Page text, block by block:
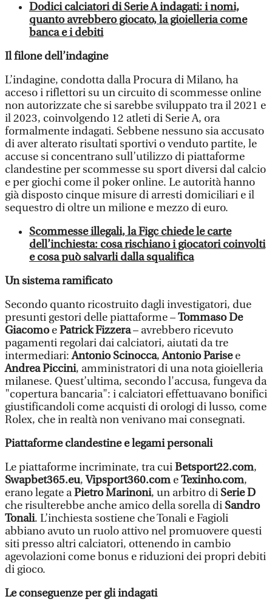
Dodici calciatori di Serie A indagati: i nomi,
quanto avrebbero giocato, la gioielleria come
banca e i debiti
Il filone dell’indagine
L’indagine, condotta dalla Procura di Milano, ha
acceso i riflettori su un circuito di scommesse online
non autorizzate che si sarebbe sviluppato tra il 2021 e
il 2023, coinvolgendo 12 atleti di Serie A, ora
formalmente indagati. Sebbene nessuno sia accusato
di aver alterato risultati sportivi o venduto partite, le
accuse si concentrano sull’utilizzo di piattaforme
clandestine per scommesse su sport diversi dal calcio
e per giochi come il poker online. Le autorità hanno
già disposto cinque misure di arresti domiciliari e il
sequestro di oltre un milione e mezzo di euro.
Scommesse illegali, la Figc chiede le carte
dell’inchiesta: cosa rischiano i giocatori coinvolti
e cosa può salvarli dalla squalifica
Un sistema ramificato
Secondo quanto ricostruito dagli investigatori, due
presunti gestori delle piattaforme –Tommaso De
GiacomoePatrick Fizzera– avrebbero ricevuto
pagamenti regolari dai calciatori, aiutati da tre
intermediari:Antonio Scinocca,Antonio Parisee
Andrea Piccini, amministratori di una nota gioielleria
milanese. Quest’ultima, secondo l'accusa, fungeva da
"copertura bancaria": i calciatori effettuavano bonifici
giustificandoli come acquisti di orologi di lusso, come
Rolex, che in realtà non venivano mai consegnati.
Piattaforme clandestine e legami personali
Le piattaforme incriminate, tra cuiBetsport22.com,
Swapbet365.eu,Vipsport360.com eTexinho.com,
erano legate aPietro Marinoni, un arbitro di Serie D
che risulterebbe anche amico della sorella di Sandro
Tonali. L’inchiesta sostiene che Tonali e Fagioli
abbiano avuto un ruolo attivo nel promuovere questi
siti presso altri calciatori, ottenendo in cambio
agevolazioni come bonus e riduzioni dei propri debiti
di gioco.
Le conseguenze per gli indagati